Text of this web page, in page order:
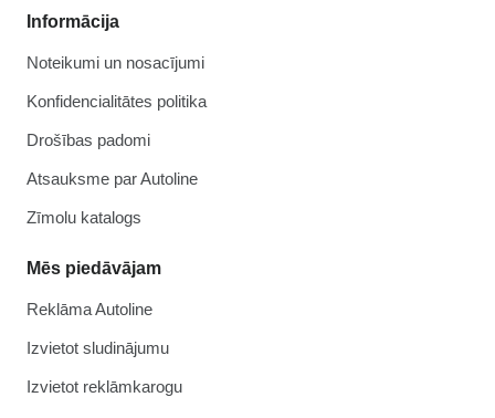
Informācija
Noteikumi un nosacījumi
Konfidencialitātes politika
Drošības padomi
Atsauksme par Autoline
Zīmolu katalogs
Mēs piedāvājam
Reklāma Autoline
Izvietot sludinājumu
Izvietot reklāmkarogu